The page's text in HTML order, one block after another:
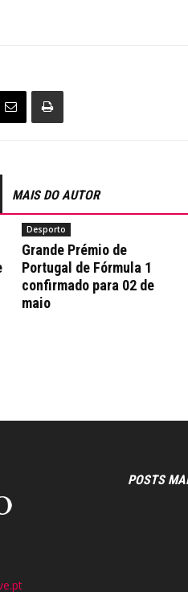
MAIS DO AUTOR
Desporto
Grande Prémio de
Portugal de Fórmula 1
confirmado para 02 de
maio
POSTS